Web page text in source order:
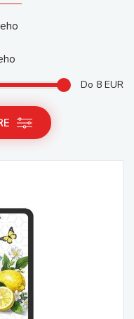
Do 8 EUR